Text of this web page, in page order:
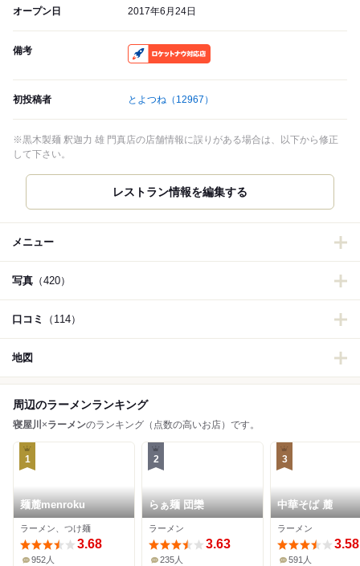
オープン日 2017年6月24日
備考
初投稿者 とよつね （12967）
※黒木製麺 釈迦力 雄 門真店の店舗情報に誤りがある場合は、以下から修正
して下さい。
レストラン情報を編集する
メニュー
写真 （420）
口コミ （114）
地図
周辺のラーメンランキング
寝屋川 ×ラーメンのランキング（点数の高いお店）です。
1
麺麓menroku
ラーメン、つけ麺
3.68
952人
2
らぁ麺 団欒
ラーメン
3.63
235人
3
中華そば 麓
ラーメン
3.58
591人